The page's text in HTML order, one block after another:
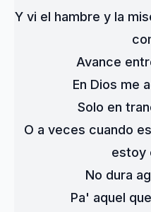
Y vi el hambre y la
Avance
En Dios me
Solo en
O a veces cuando
estoy
No dura
Pa' aquel